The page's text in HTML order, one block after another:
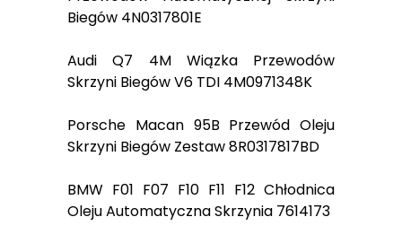
Biegów 4N0317801E
Audi Q7 4M Wiązka Przewodów
Skrzyni Biegów V6 TDI 4M0971348K
Porsche Macan 95B Przewód Oleju
Skrzyni Biegów Zestaw 8R0317817BD
BMW F01 F07 F10 F11 F12 Chłodnica
Oleju Automatyczna Skrzynia 7614173